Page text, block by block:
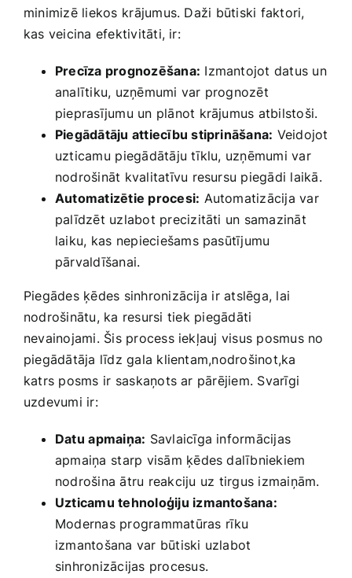
minimizē liekos⁤ krājumus.‍ Daži būtiski faktori,
kas veicina efektivitāti, ir:
Precīza prognozēšana: Izmantojot datus un
analītiku, uzņēmumi var prognozēt
pieprasījumu un plānot krājumus atbilstoši.
Piegādātāju ​attiecību stiprināšana: ​Veidojot
uzticamu ⁤piegādātāju ​tīklu, uzņēmumi var
nodrošināt kvalitatīvu resursu piegādi laikā.
Automatizētie procesi: Automatizācija var ​
palīdzēt uzlabot precizitāti un samazināt
laiku, kas⁢ nepieciešams pasūtījumu
pārvaldīšanai.
Piegādes ķēdes sinhronizācija ⁤ir atslēga, lai‌
nodrošinātu, ka resursi⁤ tiek piegādāti
nevainojami. Šis process iekļauj visus posmus no
piegādātāja līdz gala klientam,nodrošinot,ka
katrs posms⁤ ir saskaņots ar pārējiem. Svarīgi
‌uzdevumi ir:
Datu⁢ apmaiņa: Savlaicīga informācijas⁢
apmaiņa ⁢starp visām ķēdes dalībniekiem
nodrošina ātru reakciju ⁣uz tirgus izmaiņām.
Uzticamu tehnoloģiju izmantošana:
Modernas programmatūras rīku
izmantošana var būtiski​ uzlabot
sinhronizācijas procesus.